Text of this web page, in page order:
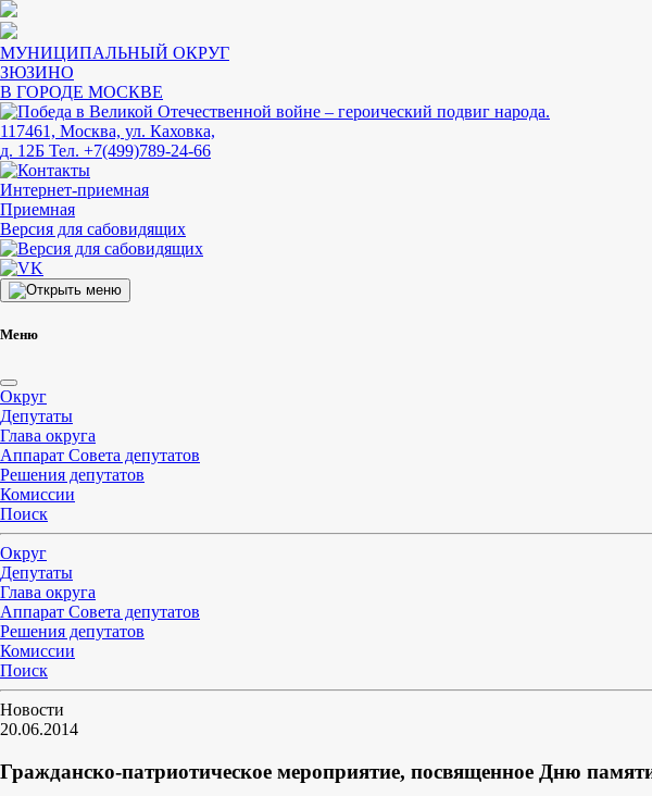
МУНИЦИПАЛЬНЫЙ ОКРУГ
ЗЮЗИНО
В ГОРОДЕ МОСКВЕ
117461, Москва, ул. Каховка,
д. 12Б Тел. +7(499)789-24-66
Интернет-приемная
Приемная
Версия для сабовидящих
Меню
Округ
Депутаты
Глава округа
Аппарат Совета депутатов
Решения депутатов
Комиссии
Поиск
Округ
Депутаты
Глава округа
Аппарат Совета депутатов
Решения депутатов
Комиссии
Поиск
Новости
20.06.2014
Гражданско-патриотическое мероприятие, посвященное Дню